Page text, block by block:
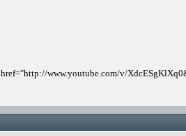
href="http://www.youtube.com/v/